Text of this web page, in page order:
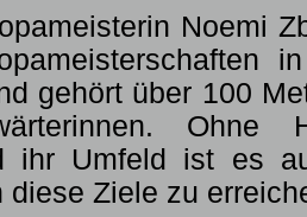
Noemi
gehört über 100
ihr Umfeld ist es
diese Ziele zu